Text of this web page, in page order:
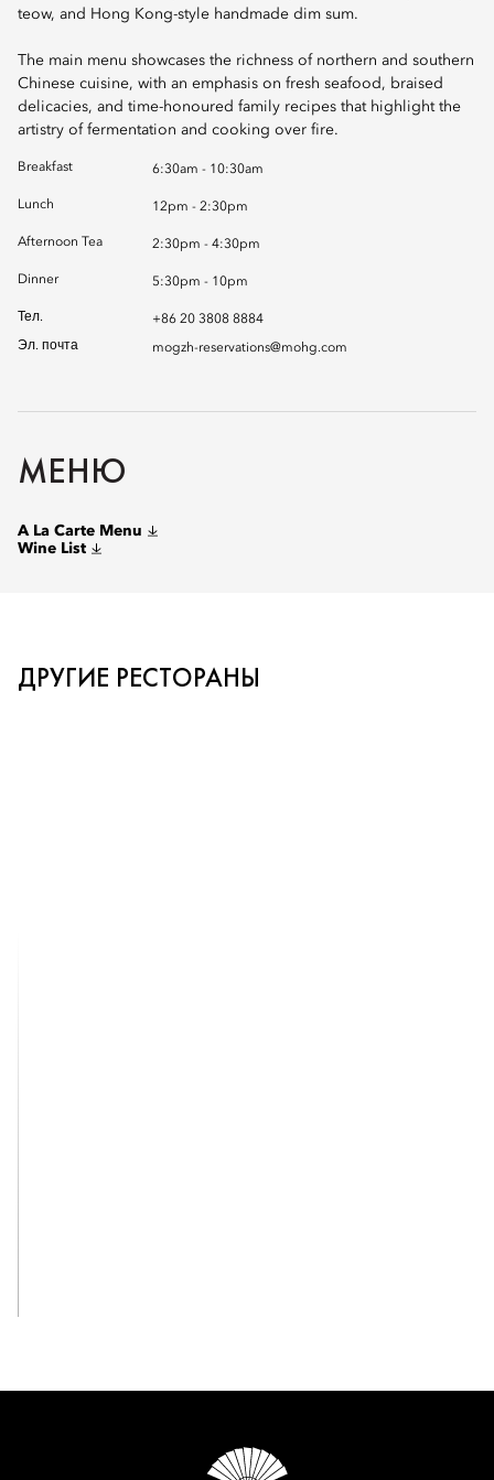
teow, and Hong Kong-style handmade dim sum.
The main menu showcases the richness of northern and southern
Chinese cuisine, with an emphasis on fresh seafood, braised
delicacies, and time-honoured family recipes that highlight the
artistry of fermentation and cooking over fire.
Breakfast 6:30am - 10:30am
Lunch 12pm - 2:30pm
Afternoon Tea 2:30pm - 4:30pm
Dinner 5:30pm - 10pm
Тел.
+86 20 3808 8884
Эл. почта
mogzh-reservations@mohg.com
МЕНЮ
A La Carte Menu
Wine List
ДРУГИЕ РЕСТОРАНЫ